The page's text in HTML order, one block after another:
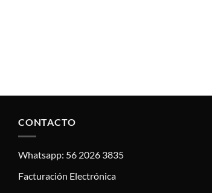
CONTACTO
Whatsapp: 56 2026 3835
Facturación Electrónica